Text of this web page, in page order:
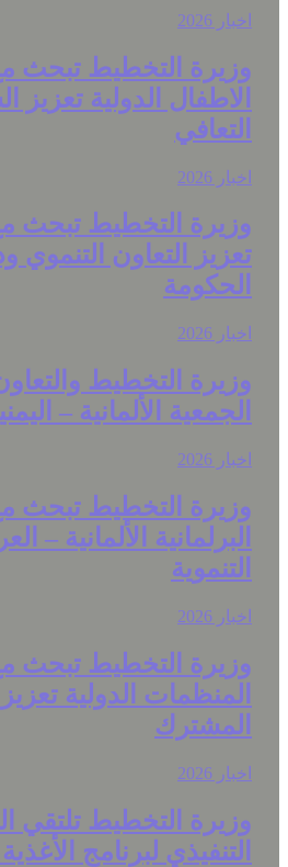
التخطيط تبحث مع
الدولية تعزيز
التخطيط تبحث مع
التعاون التنموي
التخطيط والتعاون
الألمانية – اليمنية
التخطيط تبحث مع
الألمانية –
التخطيط تبحث مع
الدولية تعزيز
التخطيط تلتقي
لبرنامج الأغذية